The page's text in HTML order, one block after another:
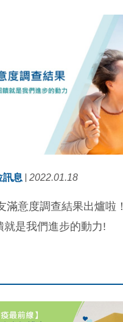
訊息 2022.01.18
滿意度調查結果出爐啦！
就是我們進步的動力!